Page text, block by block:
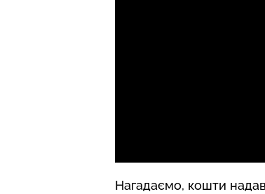
Нагадаємо, кошти